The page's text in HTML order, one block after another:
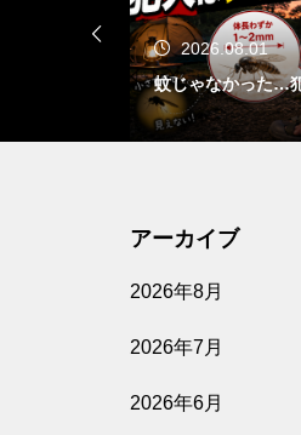
2026.07.31
この夏食べた
飯5選
アーカイブ
2026年8月
2026年7月
2026年6月